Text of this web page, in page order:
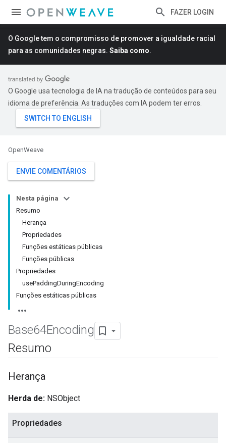
FAZER LOGIN
O Google tem o compromisso de promover a igualdade racial
para as comunidades negras. Saiba como.
O Google usa tecnologia de IA na tradução de conteúdos para seu
idioma de preferência. As traduções com IA podem ter erros.
OpenWeave
ENVIE COMENTÁRIOS
Nesta página
Resumo
Herança
Propriedades
Funções estáticas públicas
Funções públicas
Propriedades
usePaddingDuringEncoding
Funções estáticas públicas
Base64Encoding
Resumo
Herança
Herda de: NSObject
Propriedades